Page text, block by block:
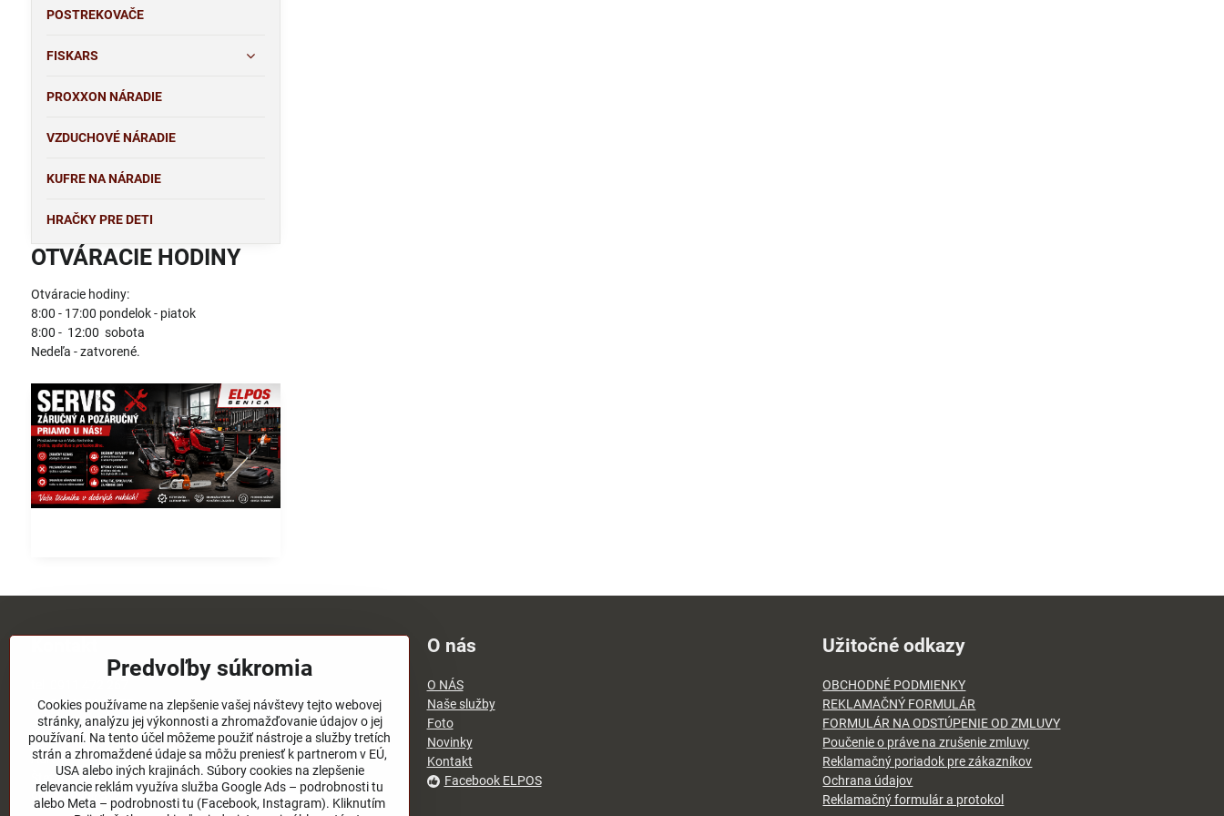
POSTREKOVAČE
FISKARS
PROXXON NÁRADIE
VZDUCHOVÉ NÁRADIE
KUFRE NA NÁRADIE
HRAČKY PRE DETI
OTVÁRACIE HODINY
Otváracie hodiny:
8:00 - 17:00 pondelok - piatok
8:00 - 12:00 sobota
Nedeľa - zatvorené.
tel:03/4651 73 77
email:
elpos@elpos.sk
Adresa:
Štefánikova 1470/50c
90501 Senica
O nás
O NÁS
Naše služby
Foto
Novinky
Kontakt
Facebook ELPOS
Užitočné odkazy
OBCHODNÉ PODMIENKY
REKLAMAČNÝ FORMULÁR
FORMULÁR NA ODSTÚPENIE OD ZMLUVY
Poučenie o práve na zrušenie zmluvy
Reklamačný poriadok pre zákazníkov
Ochrana údajov
Reklamačný formulár a protokol
Predvoľby súkromia
Cookies používame na zlepšenie vašej návštevy tejto webovej
stránky, analýzu jej výkonnosti a zhromažďovanie údajov o jej
používaní. Na tento účel môžeme použiť nástroje a služby tretích
strán a zhromaždené údaje sa môžu preniesť k partnerom v EÚ,
USA alebo iných krajinách. Súbory cookies na zlepšenie
relevancie reklám využíva služba Google Ads – podrobnosti tu
alebo Meta – podrobnosti tu (Facebook, Instagram). Kliknutím